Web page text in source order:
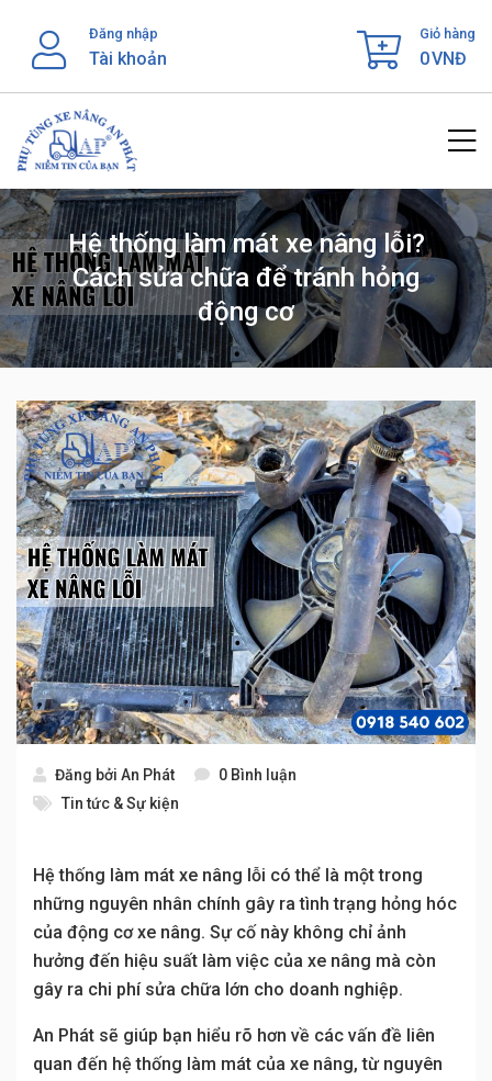
content
Đăng nhập
Tài khoản
Giỏ hàng
0VNĐ
Hệ thống làm mát xe nâng lỗi?
Cách sửa chữa để tránh hỏng
động cơ
Đăng bởi An Phát
0 Bình luận
Tin tức & Sự kiện
Hệ thống làm mát xe nâng lỗi có thể là một trong
những nguyên nhân chính gây ra tình trạng hỏng hóc
của động cơ xe nâng. Sự cố này không chỉ ảnh
hưởng đến hiệu suất làm việc của xe nâng mà còn
gây ra chi phí sửa chữa lớn cho doanh nghiệp.
An Phát sẽ giúp bạn hiểu rõ hơn về các vấn đề liên
quan đến hệ thống làm mát của xe nâng, từ nguyên